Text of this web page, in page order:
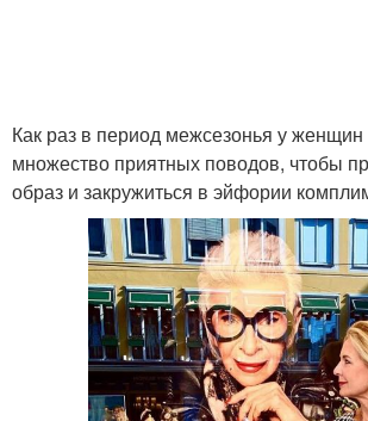
Как раз в период межсезонья у женщин
множество приятных поводов, чтобы
образ и закружиться в эйфории